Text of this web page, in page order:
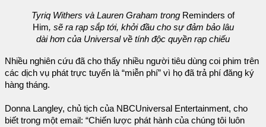
Tyriq Withers và Lauren Graham trong Reminders of
Him, sẽ ra rạp sắp tới, khởi đầu cho sự đảm bảo lâu
dài hơn của Universal về tính độc quyền rạp chiếu
Nhiều nghiên cứu đã cho thấy nhiều người tiêu dùng coi phim trên
các dịch vụ phát trực tuyến là “miễn phí” vì họ đã trả phí đăng ký
hàng tháng.
Donna Langley, chủ tịch của NBCUniversal Entertainment, cho
biết trong một email: “Chiến lược phát hành của chúng tôi luôn